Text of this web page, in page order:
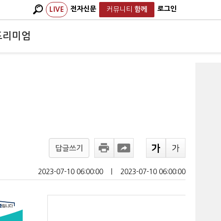
LIVE 전자신문 커뮤니티 함께 로그인
리미엄
답글쓰기
2023-07-10 06:00:00 2023-07-10 06:00:00